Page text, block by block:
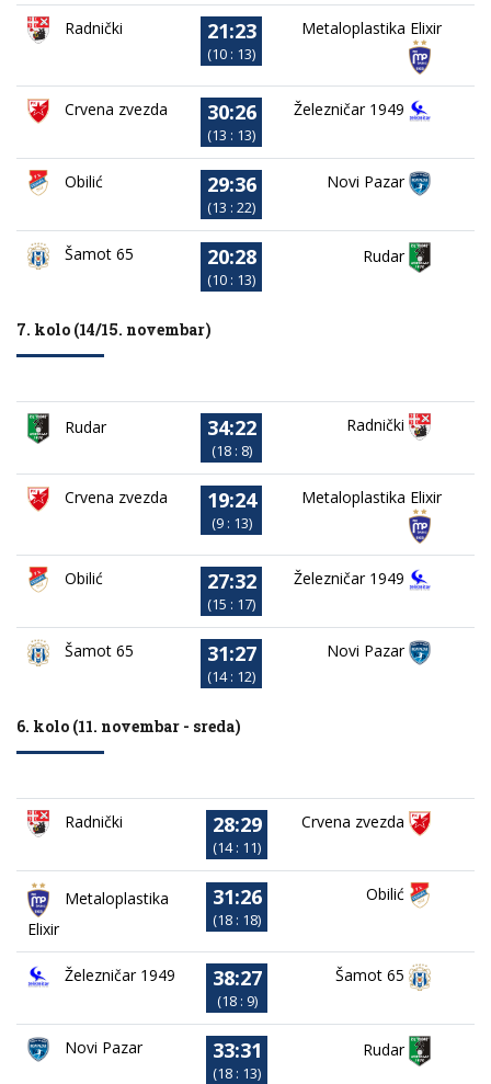
Radnički 21:23
(10 : 13)
Metaloplastika Elixir
Crvena zvezda 30:26
(13 : 13)
Železničar 1949
Obilić 29:36
(13 : 22)
Novi Pazar
Šamot 65 20:28
(10 : 13)
Rudar
7. kolo (14/15. novembar)
Rudar 34:22
(18 : 8)
Radnički
Crvena zvezda 19:24
(9 : 13)
Metaloplastika Elixir
Obilić 27:32
(15 : 17)
Železničar 1949
Šamot 65 31:27
(14 : 12)
Novi Pazar
6. kolo (11. novembar - sreda)
Radnički 28:29
(14 : 11)
Crvena zvezda
Metaloplastika
Elixir
31:26
(18 : 18)
Obilić
Železničar 1949 38:27
(18 : 9)
Šamot 65
Novi Pazar 33:31
(18 : 13)
Rudar